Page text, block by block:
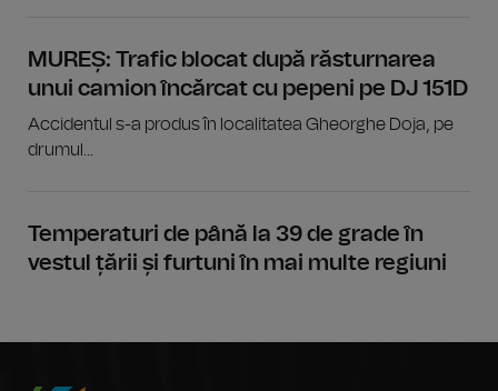
MUREȘ: Trafic blocat după răsturnarea
unui camion încărcat cu pepeni pe DJ 151D
Accidentul s-a produs în localitatea Gheorghe Doja, pe
drumul...
Temperaturi de până la 39 de grade în
vestul țării și furtuni în mai multe regiuni